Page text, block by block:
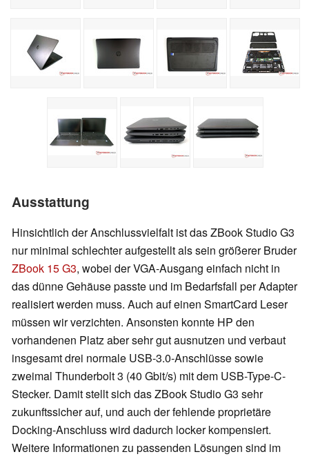
Ausstattung
Hinsichtlich der Anschlussvielfalt ist das ZBook Studio G3
nur minimal schlechter aufgestellt als sein größerer Bruder
ZBook 15 G3, wobei der VGA-Ausgang einfach nicht in
das dünne Gehäuse passte und im Bedarfsfall per Adapter
realisiert werden muss. Auch auf einen SmartCard Leser
müssen wir verzichten. Ansonsten konnte HP den
vorhandenen Platz aber sehr gut ausnutzen und verbaut
insgesamt drei normale USB-3.0-Anschlüsse sowie
zweimal Thunderbolt 3 (40 Gbit/s) mit dem USB-Type-C-
Stecker. Damit stellt sich das ZBook Studio G3 sehr
zukunftssicher auf, und auch der fehlende proprietäre
Docking-Anschluss wird dadurch locker kompensiert.
Weitere Informationen zu passenden Lösungen sind im